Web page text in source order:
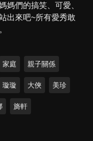
媽們的搞笑、可愛、
出來吧~所有愛秀敢
家庭 親子關係
璇璇 大俠 美珍
旖軒